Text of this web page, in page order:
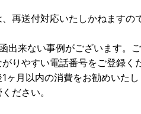
送付対応いたしかねますの
出来ない事例がございます。
りやすい電話番号をご登録く
月以内の消費をお勧めいたし
ださい。